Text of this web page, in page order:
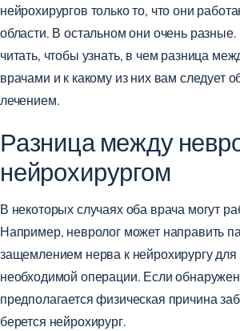
нейрохирургов только то, что они
области. В остальном они очень
читать, чтобы узнать, в чем разница
врачами и к какому из них вам следует
лечением.
Разница между
нейрохирургом
В некоторых случаях оба врача могут
Например, невролог может направить
защемлением нерва к нейрохирургу
необходимой операции. Если
предполагается физическая причина
берется нейрохирург.